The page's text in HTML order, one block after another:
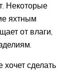
Некоторые
яхтным
от влаги,
сделать